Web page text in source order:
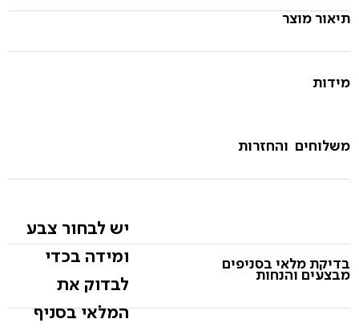
תיאור מוצר
מידות
משלוחים והחזרות
יש לבחור צבע
ומידה בכדי
לבדוק את
המלאי בסניף
בדיקת מלאי בסניפים
מבצעים והנחות